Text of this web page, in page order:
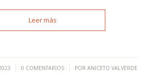
Leer más
0 COMENTARIOS
/ POR ANICETO VALVERDE